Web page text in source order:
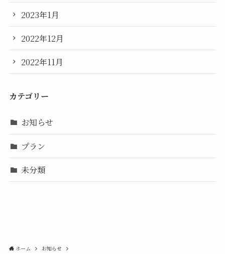
2023年1月
2022年12月
2022年11月
カテゴリー
お知らせ
プラン
未分類
ホーム お知らせ